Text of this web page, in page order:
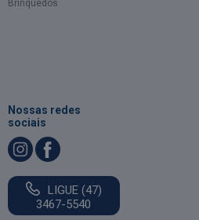
Brinquedos
Nossas redes
sociais
LIGUE (47)
3467-5540